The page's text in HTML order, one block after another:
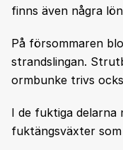
finns även några
På försommaren
strandslingan.
ormbunke trivs
I de fuktiga delarna
fuktängsväxter